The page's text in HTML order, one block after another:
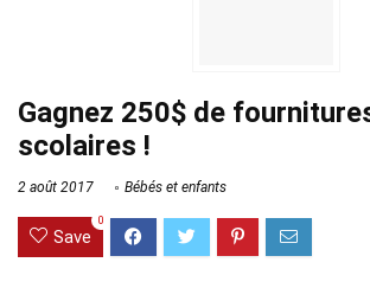
Gagnez 250$ de
scolaires !
2 août 2017 Bébés et enfants
Save
0